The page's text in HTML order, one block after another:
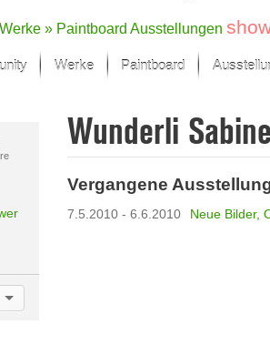
Werke » Paintboard Ausstellungen
Werke
Der letzte Monat im Fokus
Alle Fokus-Werke
Fokus-Werke
Neue Werke – Auswahl
Paintboard
Wunderli
Vergangene
7.5.2010 - 6.6.2010 Neue Bilder,